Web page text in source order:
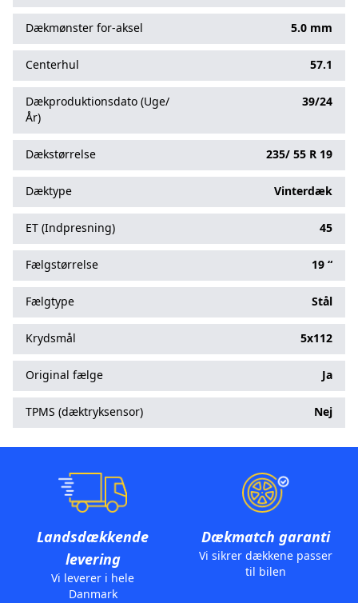
Dækmønster for-aksel 5.0 mm
Centerhul 57.1
Dækproduktionsdato (Uge/
År)
39/24
Dækstørrelse 235/ 55 R 19
Dæktype Vinterdæk
ET (Indpresning) 45
Fælgstørrelse 19 “
Fælgtype Stål
Krydsmål 5x112
Original fælge Ja
TPMS (dæktryksensor) Nej
Landsdækkende
levering
Vi leverer i hele
Danmark
Dækmatch garanti
Vi sikrer dækkene passer
til bilen